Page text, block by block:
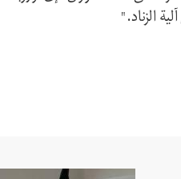
الزناد."